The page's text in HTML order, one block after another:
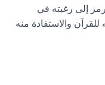
إلى رغبته في
للقرآن والاستفادة منه